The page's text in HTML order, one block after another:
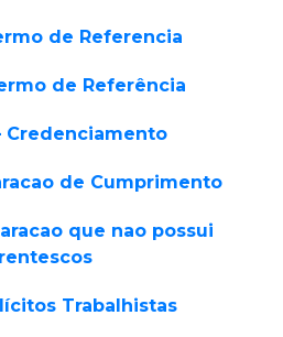
de Referencia
de Referência
Credenciamento
de Cumprimento
que nao possui
Trabalhistas